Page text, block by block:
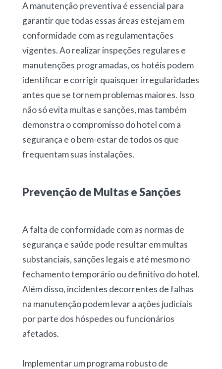
A manutenção preventiva é essencial para
garantir que todas essas áreas estejam em
conformidade com as regulamentações
vigentes. Ao realizar inspeções regulares e
manutenções programadas, os hotéis podem
identificar e corrigir quaisquer irregularidades
antes que se tornem problemas maiores. Isso
não só evita multas e sanções, mas também
demonstra o compromisso do hotel com a
segurança e o bem-estar de todos os que
frequentam suas instalações.
Prevenção de Multas e Sanções
A falta de conformidade com as normas de
segurança e saúde pode resultar em multas
substanciais, sanções legais e até mesmo no
fechamento temporário ou definitivo do hotel.
Além disso, incidentes decorrentes de falhas
na manutenção podem levar a ações judiciais
por parte dos hóspedes ou funcionários
afetados.
Implementar um programa robusto de